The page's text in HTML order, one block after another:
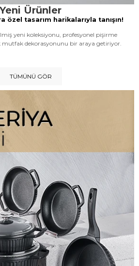
Yeni Ürünler
özel tasarım harikalarıyla tanışın!
yeni koleksiyonu, profesyonel pişirme
mutfak dekorasyonunu bir araya getiriyor.
TÜMÜNÜ GÖR